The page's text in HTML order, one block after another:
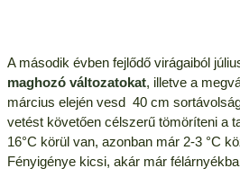
A második évben fejlődő virágaiból
maghozó változatokat, illetve a
március elején vesd 40 cm
vetést követően célszerű tömöríteni a
16°C körül van, azonban már 2-3 °C
Fényigénye kicsi, akár már